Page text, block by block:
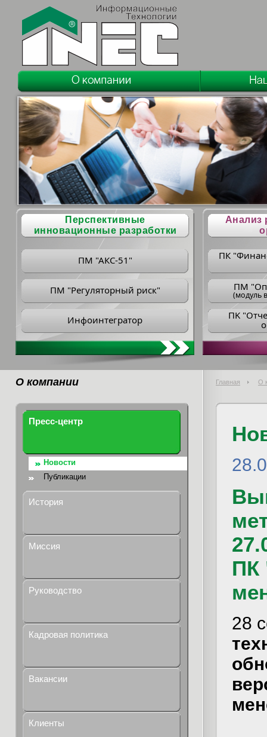
Перспективные
инновационные разработки
ПМ "АКС-51"
ПМ "Регуляторный риск"
Инфоинтегратор
Анализ
ПК
ПM
(модуль
ПK
О компании Главная О
Пресс-центр
Новости
Публикации
История
Миссия
Руководство
Кадровая политика
Вакансии
Клиенты
ПК
28